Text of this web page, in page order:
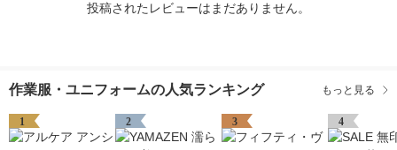
投稿されたレビューはまだありません。
作業服・ユニフォームの人気ランキング もっと見る
1 2 3 4